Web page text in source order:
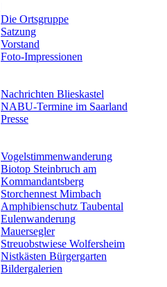
Die Ortsgruppe
Satzung
Vorstand
Foto-Impressionen
Nachrichten Blieskastel
NABU-Termine im Saarland
Presse
Vogelstimmenwanderung
Biotop Steinbruch am
Kommandantsberg
Storchennest Mimbach
Amphibienschutz Taubental
Eulenwanderung
Mauersegler
Streuobstwiese Wolfersheim
Nistkästen Bürgergarten
Bildergalerien